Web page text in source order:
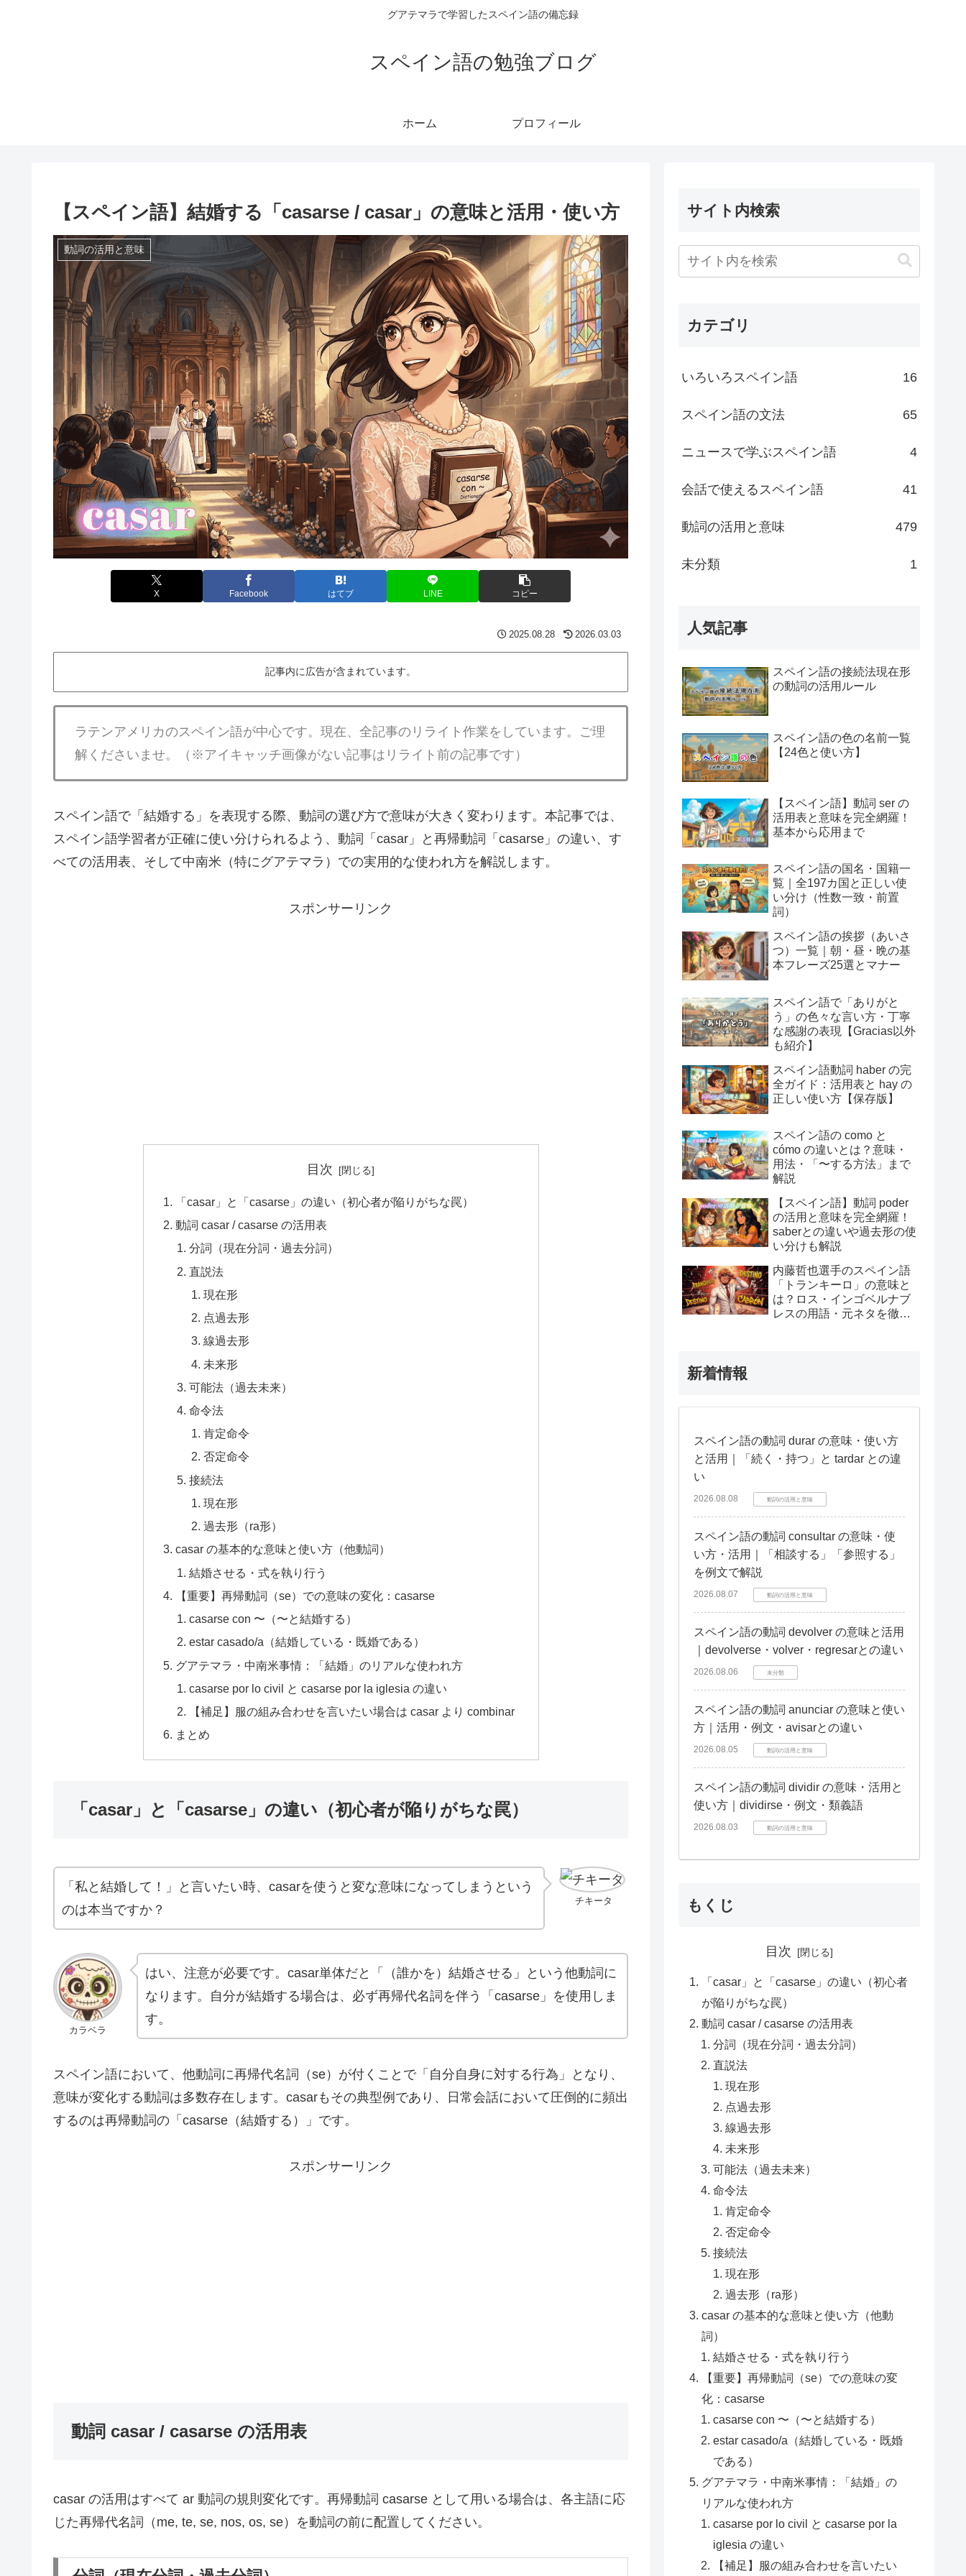
グアテマラで学習したスペイン語の備忘録
スペイン語の勉強ブログ
ホーム プロフィール
【スペイン語】結婚する「casarse / casar」の意味と活用・使い方
動詞の活用と意味
X Facebook はてブ LINE コピー
2025.08.28 2026.03.03
記事内に広告が含まれています。
ラテンアメリカのスペイン語が中心です。現在、全記事のリライト作業をしています。ご理
解くださいませ。（※アイキャッチ画像がない記事はリライト前の記事です）
スペイン語で「結婚する」を表現する際、動詞の選び方で意味が大きく変わります。本記事では、
スペイン語学習者が正確に使い分けられるよう、動詞「casar」と再帰動詞「casarse」の違い、す
べての活用表、そして中南米（特にグアテマラ）での実用的な使われ方を解説します。
スポンサーリンク
目次
「casar」と「casarse」の違い（初心者が陥りがちな罠）
動詞 casar / casarse の活用表
分詞（現在分詞・過去分詞）
直説法
現在形
点過去形
線過去形
未来形
可能法（過去未来）
命令法
肯定命令
否定命令
接続法
現在形
過去形（ra形）
casar の基本的な意味と使い方（他動詞）
結婚させる・式を執り行う
【重要】再帰動詞（se）での意味の変化：casarse
casarse con 〜（〜と結婚する）
estar casado/a（結婚している・既婚である）
グアテマラ・中南米事情：「結婚」のリアルな使われ方
casarse por lo civil と casarse por la iglesia の違い
【補足】服の組み合わせを言いたい場合は casar より combinar
まとめ
「casar」と「casarse」の違い（初心者が陥りがちな罠）
チキータ
「私と結婚して！」と言いたい時、casarを使うと変な意味になってしまうという
のは本当ですか？
カラベラ
はい、注意が必要です。casar単体だと「（誰かを）結婚させる」という他動詞に
なります。自分が結婚する場合は、必ず再帰代名詞を伴う「casarse」を使用しま
す。
スペイン語において、他動詞に再帰代名詞（se）が付くことで「自分自身に対する行為」となり、
意味が変化する動詞は多数存在します。casarもその典型例であり、日常会話において圧倒的に頻出
するのは再帰動詞の「casarse（結婚する）」です。
スポンサーリンク
動詞 casar / casarse の活用表
casar の活用はすべて ar 動詞の規則変化です。再帰動詞 casarse として用いる場合は、各主語に応
じた再帰代名詞（me, te, se, nos, os, se）を動詞の前に配置してください。
サイト内検索
カテゴリ
いろいろスペイン語 16
スペイン語の文法 65
ニュースで学ぶスペイン語 4
会話で使えるスペイン語 41
動詞の活用と意味 479
未分類 1
人気記事
スペイン語の接続法現在形
の動詞の活用ルール
スペイン語の色の名前一覧
【24色と使い方】
【スペイン語】動詞 ser の
活用表と意味を完全網羅！
基本から応用まで
スペイン語の国名・国籍一
覧｜全197カ国と正しい使
い分け（性数一致・前置
詞）
スペイン語の挨拶（あいさ
つ）一覧｜朝・昼・晩の基
本フレーズ25選とマナー
スペイン語で「ありがと
う」の色々な言い方・丁寧
な感謝の表現【Gracias以外
も紹介】
スペイン語動詞 haber の完
全ガイド：活用表と hay の
正しい使い方【保存版】
スペイン語の como と
cómo の違いとは？意味・
用法・「〜する方法」まで
解説
【スペイン語】動詞 poder
の活用と意味を完全網羅！
saberとの違いや過去形の使
い分けも解説
内藤哲也選手のスペイン語
「トランキーロ」の意味と
は？ロス・インゴベルナブ
レスの用語・元ネタを徹底
新着情報
スペイン語の動詞 durar の意味・使い方
と活用｜「続く・持つ」と tardar との違
い
2026.08.08 動詞の活用と意味
スペイン語の動詞 consultar の意味・使
い方・活用｜「相談する」「参照する」
を例文で解説
2026.08.07 動詞の活用と意味
スペイン語の動詞 devolver の意味と活用
｜devolverse・volver・regresarとの違い
2026.08.06 未分類
スペイン語の動詞 anunciar の意味と使い
方｜活用・例文・avisarとの違い
2026.08.05 動詞の活用と意味
スペイン語の動詞 dividir の意味・活用と
使い方｜dividirse・例文・類義語
2026.08.03 動詞の活用と意味
もくじ
目次
「casar」と「casarse」の違い（初心者
が陥りがちな罠）
動詞 casar / casarse の活用表
分詞（現在分詞・過去分詞）
直説法
現在形
点過去形
線過去形
未来形
可能法（過去未来）
命令法
肯定命令
否定命令
接続法
現在形
過去形（ra形）
casar の基本的な意味と使い方（他動
詞）
結婚させる・式を執り行う
【重要】再帰動詞（se）での意味の変
化：casarse
casarse con 〜（〜と結婚する）
estar casado/a（結婚している・既婚
である）
グアテマラ・中南米事情：「結婚」の
リアルな使われ方
casarse por lo civil と casarse por la
iglesia の違い
【補足】服の組み合わせを言いたい